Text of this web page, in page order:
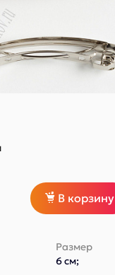
В корзину
Размер
6 см;